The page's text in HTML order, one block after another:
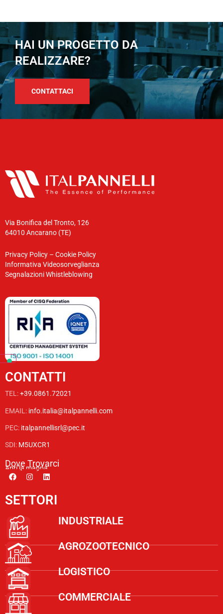
HAI UN PROGETTO DA
REALIZZARE?
CONTATTACI
Via Bonifica del Tronto, 126
64010 Ancarano (TE)
Privacy Policy – Cookie Policy
Informativa Videosorveglianza
Segnalazioni Whistleblowing
CONTATTI
TEL:+39.0861.72021
EMAIL: info.italia@italpannelli.com
PEC: italpannellisrl@pec.it
SDI: M5UXCR1
Dove Trovarci
Apri la mappa
SETTORI
INDUSTRIALE
AGROZOOTECNICO
LOGISTICO
COMMERCIALE